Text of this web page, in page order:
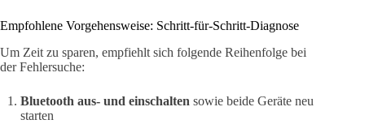
Empfohlene Vorgehensweise: Schritt-für-Schritt-Diagnose
Um Zeit zu sparen, empfiehlt sich folgende Reihenfolge bei
der Fehlersuche:
Bluetooth aus- und einschalten sowie beide Geräte neu
starten